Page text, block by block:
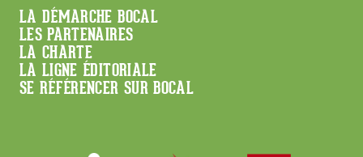
Menu
Footer
LA DÉMARCHE BOCAL
LES PARTENAIRES
LA CHARTE
LA LIGNE ÉDITORIALE
SE RÉFÉRENCER SUR BOCAL